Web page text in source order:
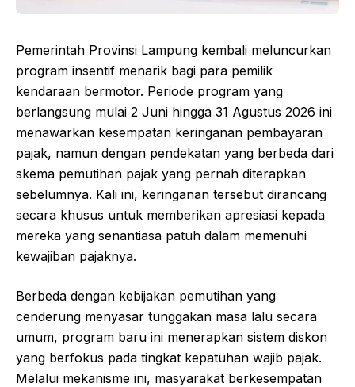
Pemerintah Provinsi Lampung kembali meluncurkan
program insentif menarik bagi para pemilik
kendaraan bermotor. Periode program yang
berlangsung mulai 2 Juni hingga 31 Agustus 2026 ini
menawarkan kesempatan keringanan pembayaran
pajak, namun dengan pendekatan yang berbeda dari
skema pemutihan pajak yang pernah diterapkan
sebelumnya. Kali ini, keringanan tersebut dirancang
secara khusus untuk memberikan apresiasi kepada
mereka yang senantiasa patuh dalam memenuhi
kewajiban pajaknya.
Berbeda dengan kebijakan pemutihan yang
cenderung menyasar tunggakan masa lalu secara
umum, program baru ini menerapkan sistem diskon
yang berfokus pada tingkat kepatuhan wajib pajak.
Melalui mekanisme ini, masyarakat berkesempatan